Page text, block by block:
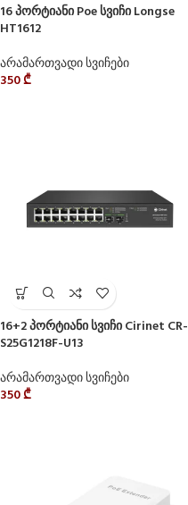
16 პორტიანი Poe სვიჩი Longse
HT1612
არამართვადი სვიჩები
350₾
16+2 პორტიანი სვიჩი Cirinet CR-
S25G1218F-U13
არამართვადი სვიჩები
350₾